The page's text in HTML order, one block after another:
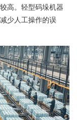
高。轻型码垛机器
少人工操作的误